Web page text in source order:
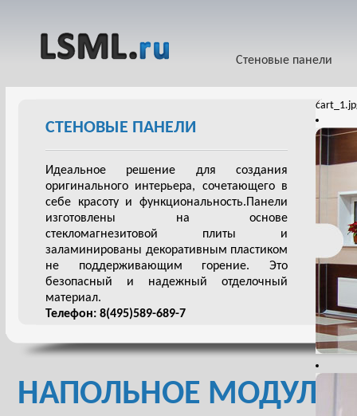
Стеновые панели
СТЕНОВЫЕ ПАНЕЛИ
Идеальное решение для создания
оригинального интерьера, сочетающего в
себе красоту и функциональность.Панели
изготовлены на основе
стекломагнезитовой плиты и
заламинированы декоративным пластиком
не поддерживающим горение. Это
безопасный и надежный отделочный
материал.
Телефон: 8(495)589-689-7
НАПОЛЬНОЕ